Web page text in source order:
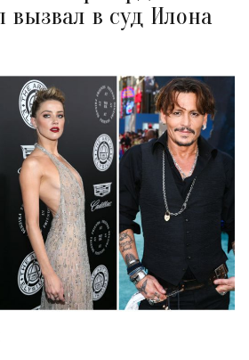
в суд Илона